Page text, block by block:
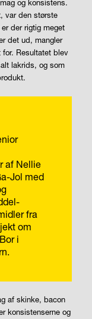
og konsistens.
var den største
der rigtig meget
det ud, mangler
Resultatet blev
lakrids, og som
af Nellie
Jol med
fra
om
i
af skinke, bacon
konsistenserne og